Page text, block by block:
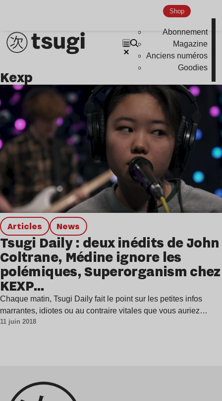
Shop
Abonnement
Magazine
Anciens numéros
Goodies
kexp
Articles news
Tsugi Daily : deux inédits de John
Coltrane, Médine ignore les
polémiques, Superorganism chez
KEXP…
Chaque matin, Tsugi Daily fait le point sur les petites infos
marrantes, idiotes ou au contraire vitales que vous auriez…
11 juin 2018